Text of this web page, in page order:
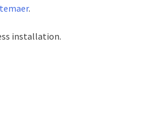
.
installation.